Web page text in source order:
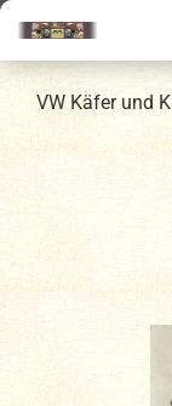
VW Käfer und